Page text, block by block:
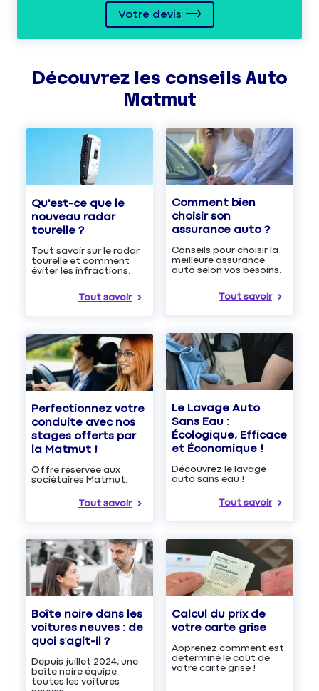
Votre devis
Découvrez les conseils Auto
Matmut
Qu'est-ce que le
nouveau radar
tourelle ?
Tout savoir sur le radar
tourelle et comment
éviter les infractions.
Tout savoir
Comment bien
choisir son
assurance auto ?
Conseils pour choisir la
meilleure assurance
auto selon vos besoins.
Tout savoir
Perfectionnez votre
conduite avec nos
stages offerts par
la Matmut !
Offre réservée aux
sociétaires Matmut.
Tout savoir
Le Lavage Auto
Sans Eau :
Écologique, Efficace
et Économique !
Découvrez le lavage
auto sans eau !
Tout savoir
Boîte noire dans les
voitures neuves : de
quoi s’agit-il ?
Depuis juillet 2024, une
boîte noire équipe
toutes les voitures
Calcul du prix de
votre carte grise
Apprenez comment est
determiné le coût de
votre carte grise !